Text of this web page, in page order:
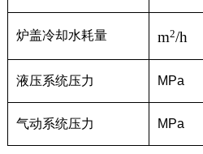
炉盖冷却水耗量 m2/h
液压系统压力 MPa
气动系统压力 MPa